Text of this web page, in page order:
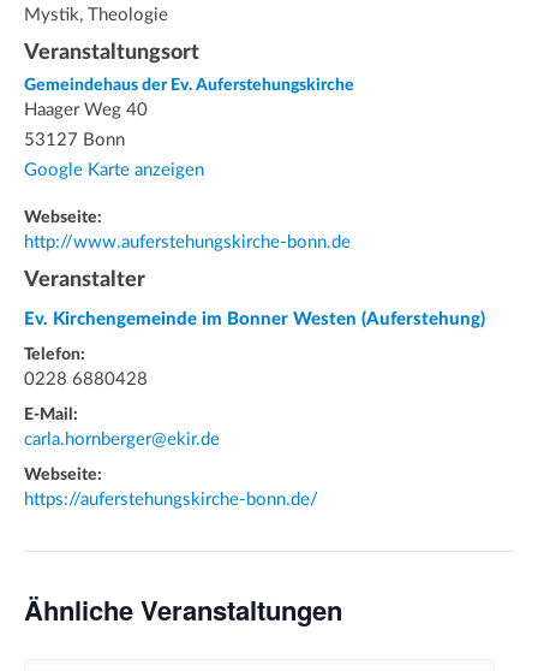
Mystik, Theologie
Veranstaltungsort
Gemeindehaus der Ev. Auferstehungskirche
Haager Weg 40
53127 Bonn
Google Karte anzeigen
Webseite:
http://www.auferstehungskirche-bonn.de
Veranstalter
Ev. Kirchengemeinde im Bonner Westen (Auferstehung)
Telefon:
0228 6880428
E-Mail:
carla.hornberger@ekir.de
Webseite:
https://auferstehungskirche-bonn.de/
Ähnliche Veranstaltungen